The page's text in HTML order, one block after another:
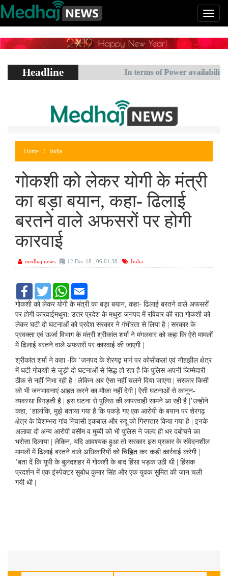
Headline
फिल्म क्या होगी In terms of Power availability,
Home India
गोकशी को लेकर योगी के मंत्री
का बड़ा बयान, कहा- ढिलाई
बरतने वाले अफसरों पर होगी
कारवाई
medhaj news 12 Dec 18 , 06:01:38 India
F
c
e
o
o
k
T
w
i
t
t
e
r
W
a
A
p
p
a
i
l
गोकशी को लेकर योगी के मंत्री का बड़ा बयान, कहा- ढिलाई बरतने वाले अफसरों
पर होगी कारवाईमथुरा: उत्तर प्रदेश के मथुरा जनपद में रविवार की रात गोकशी को
लेकर घटी दो घटनाओं को प्रदेश सरकार ने गंभीरता से लिया है | सरकार के
प्रवक्ता एवं ऊर्जा विभाग के मंत्री श्रीकांत शर्मा ने मंगलवार को कहा कि ऐसे मामलों
में ढिलाई बरतने वाले अफसरों पर कारवाई की जाएगी |
श्रीकांत शर्मा ने कहा -कि ‘जनपद के शेरगढ़ मार्ग पर कोसीकलां एवं नौहझील क्षेत्र
में घटी गोकशी से जुड़ी दो घटनाओं से सिद्ध हो रहा है कि पुलिस अपनी जिम्मेदारी
ठीक से नहीं निभा रही है | लेकिन अब ऐसा नहीं चलने दिया जाएगा | सरकार किसी
को भी जनभावनाएं आहत करने का मौका नहीं देगी | ऐसी घटनाओं से कानून-
व्यवस्था बिगड़ती है | इस घटना से पुलिस की लापरवाही सामने आ रही है |’उन्होंने
कहा, ‘हालांकि, मुझे बताया गया है कि पकड़े गए एक आरोपी के बयान पर शेरगढ़
क्षेत्र के विशम्भरा गांव निवासी इकबाल और रुद्दू को गिरफ्तार किया गया है | इनके
अलावा दो अन्य आरोपी वसीम व मुब्बी को भी पुलिस ने जल्द ही धर दबोचने का
भरोसा दिलाया | लेकिन, यदि आवश्यक हुआ तो सरकार इस प्रकार के संवेदनशील
मामलों में ढिलाई बरतने वाले अधिकारियों को चिह्नित कर कड़ी कार्रवाई करेगी |
’बता दें कि यूपी के बुलंदशहर में गोकशी के बाद हिंसा भड़क उठी थी | हिंसक
प्रदर्शन में एक इंस्पेक्टर सुबोध कुमार सिंह और एक युवक सुमित की जान चली
गयी थी |